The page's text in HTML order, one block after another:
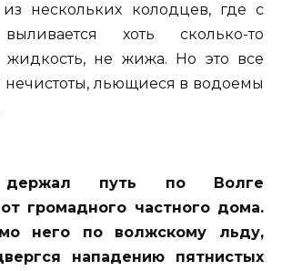
из нескольких колодцев, где с
хоть сколько-то
жидкость, не жижа. Но это все
нечистоты, льющиеся в водоемы
держал путь по Волге
громадного частного дома.
него по волжскому льду,
нападению пятнистых